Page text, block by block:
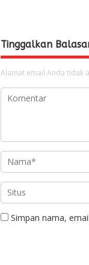
Tinggalkan
Alamat email Anda tidak
Simpan nama,